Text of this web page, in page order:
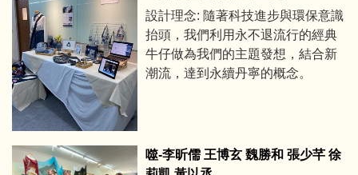
設計理念: 隨著科技進步與環保意識
抬頭，我們利用永不退流行的經典
牛仔做為我們的主題發想，結合新
潮流，達到永續丹寧的概念。
噬-李昕儒 王博玄 魏勝和 張少芊 徐